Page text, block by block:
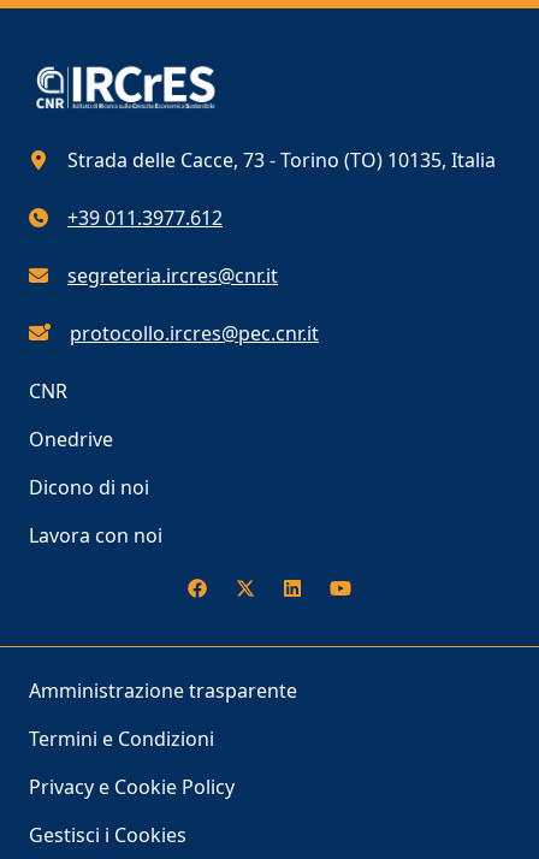
Strada delle Cacce, 73 - Torino (TO) 10135, Italia
+39 011.3977.612
segreteria.ircres@cnr.it
protocollo.ircres@pec.cnr.it
CNR
Onedrive
Dicono di noi
Lavora con noi
Amministrazione trasparente
Termini e Condizioni
Privacy e Cookie Policy
Gestisci i Cookies